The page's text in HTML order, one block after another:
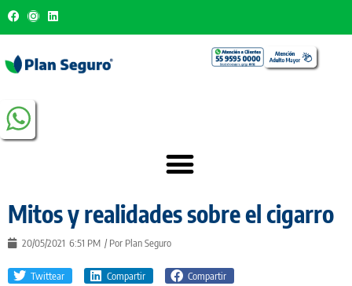
Mitos y realidades sobre el cigarro
20/05/2021 6:51 PM / Por Plan Seguro
Twittear Compartir Compartir